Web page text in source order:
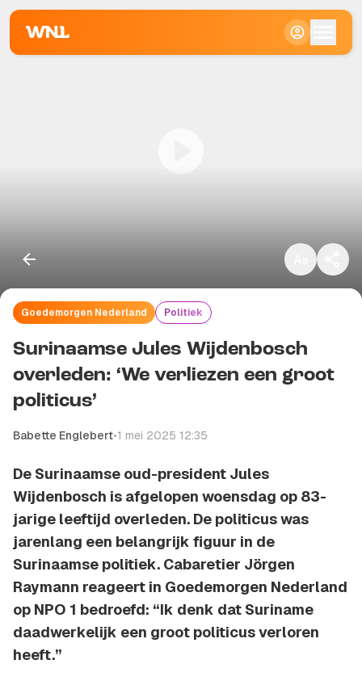
Goedemorgen Nederland Politiek
Surinaamse Jules Wijdenbosch
overleden: ‘We verliezen een groot
politicus’
Babette Englebert•1 mei 2025 12:35
De Surinaamse oud-president Jules
Wijdenbosch is afgelopen woensdag op 83-
jarige leeftijd overleden. De politicus was
jarenlang een belangrijk figuur in de
Surinaamse politiek. Cabaretier Jörgen
Raymann reageert in Goedemorgen Nederland
op NPO 1 bedroefd: “Ik denk dat Suriname
daadwerkelijk een groot politicus verloren
heeft.”